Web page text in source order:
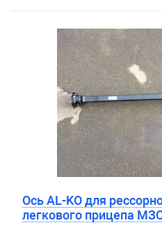
Ось AL-KO для
легкового прицепа